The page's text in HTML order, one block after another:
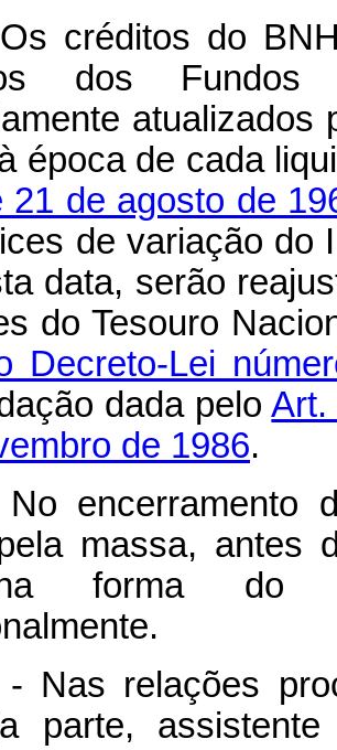
créditos do
dos Fundos
época de cada
21 de agosto de
de variação do
data, serão
do Tesouro
Decreto-Lei
dada peloArt.
de 1986.
encerramento
massa, antes
forma do
- Nas relações
parte,